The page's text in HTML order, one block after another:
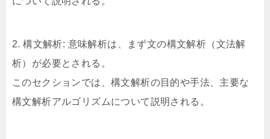
2. 構文解析: 意味解析は、まず文の構文解析（文法解
析）が必要とされる。
このセクションでは、構文解析の目的や手法、主要な
構文解析アルゴリズムについて説明される。